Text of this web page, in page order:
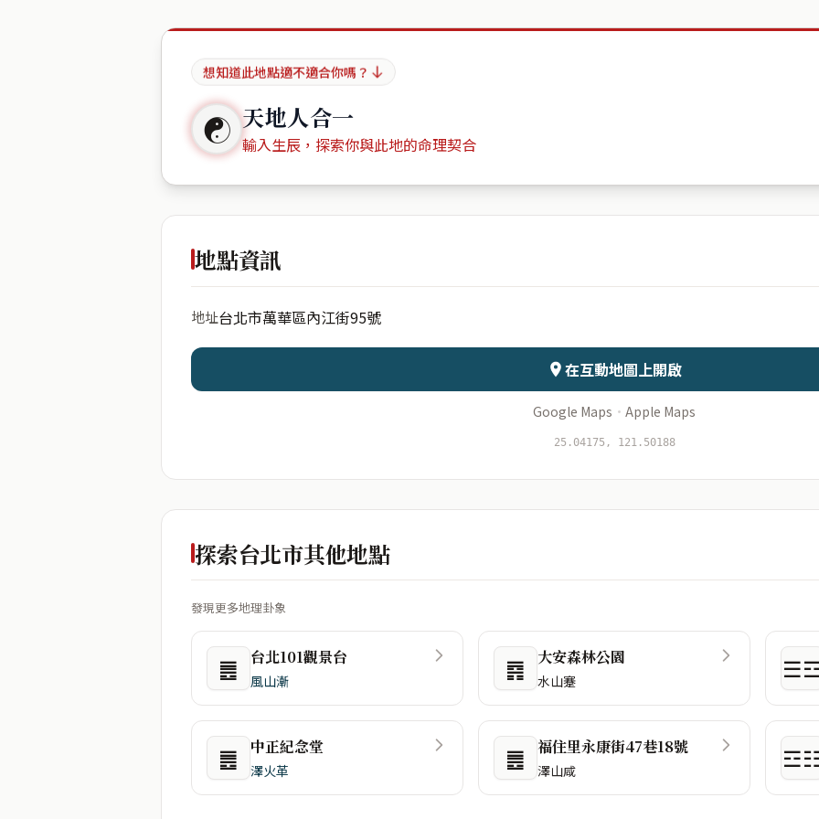
想知道此地點適不適合你嗎？
☯ 天地人合一
輸入生辰，探索你與此地的命理契合
地點資訊
地址台北市萬華區內江街95號
在互動地圖上開啟
Google Maps · Apple Maps
25.04175, 121.50188
探索台北市其他地點
發現更多地理卦象
䷌ 台北101觀景台
風山漸 ䷴ 大安森林公園
水山蹇
䷌ 中正紀念堂
澤火革 ䷌ 福住里永康街47巷18號
澤山咸